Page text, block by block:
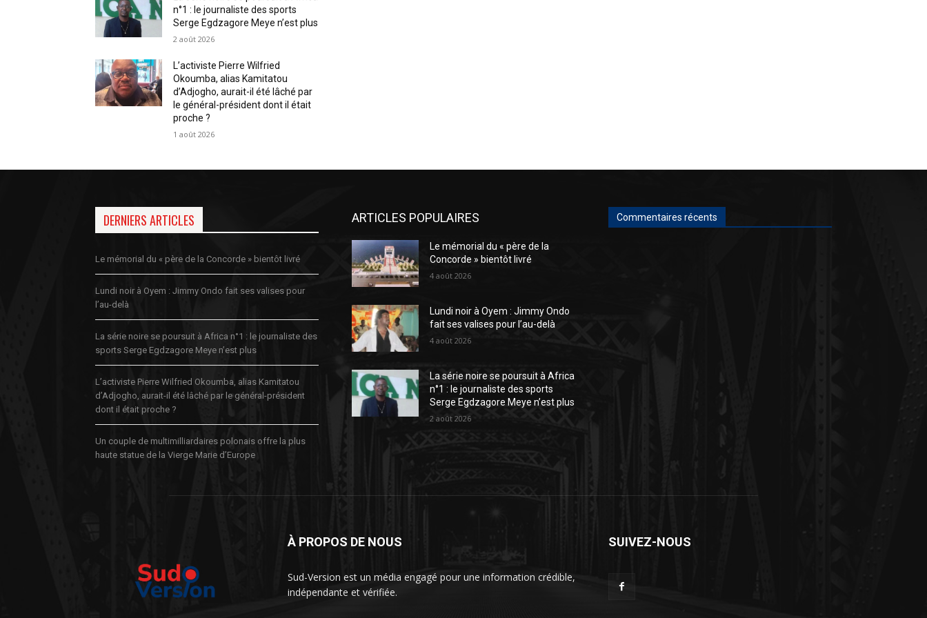
n°1 : le journaliste des sports
Serge Egdzagore Meye n’est plus
2 août 2026
L’activiste Pierre Wilfried
Okoumba, alias Kamitatou
d’Adjogho, aurait-il été lâché par
le général-président dont il était
proche ?
1 août 2026
DERNIERS ARTICLES
Le mémorial du « père de la Concorde » bientôt livré
Lundi noir à Oyem : Jimmy Ondo fait ses valises pour
l’au-delà
La série noire se poursuit à Africa n°1 : le journaliste des
sports Serge Egdzagore Meye n’est plus
L’activiste Pierre Wilfried Okoumba, alias Kamitatou
d’Adjogho, aurait-il été lâché par le général-président
dont il était proche ?
Un couple de multimilliardaires polonais offre la plus
haute statue de la Vierge Marie d’Europe
ARTICLES POPULAIRES
Le mémorial du « père de la
Concorde » bientôt livré
4 août 2026
Lundi noir à Oyem : Jimmy Ondo
fait ses valises pour l’au-delà
4 août 2026
La série noire se poursuit à Africa
n°1 : le journaliste des sports
Serge Egdzagore Meye n’est plus
2 août 2026
Commentaires récents
À PROPOS DE NOUS
Sud-Version est un média engagé pour une information crédible,
indépendante et vérifiée.
SUIVEZ-NOUS